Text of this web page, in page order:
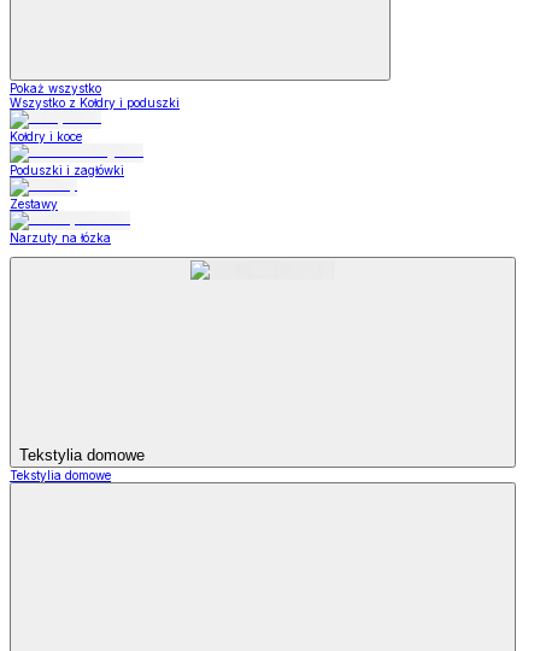
Pokaż wszystko
Wszystko z Kołdry i poduszki
Kołdry i koce
Poduszki i zagłówki
Zestawy
Narzuty na łózka
Tekstylia domowe
Tekstylia domowe